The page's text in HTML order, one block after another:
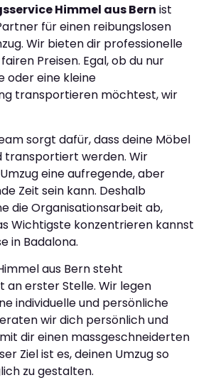
Himmel aus Bern ist
für einen reibungslosen
Wir bieten dir professionelle
fairen Preisen. Egal, ob du nur
oder eine kleine
transportieren möchtest, wir
sorgt dafür, dass deine Möbel
transportiert werden. Wir
eine aufregende, aber
Zeit sein kann. Deshalb
die Organisationsarbeit ab,
Wichtigste konzentrieren kannst
in Badalona.
aus Bern steht
an erster Stelle. Wir legen
individuelle und persönliche
wir dich persönlich und
dir einen massgeschneiderten
Ziel ist es, deinen Umzug so
zu gestalten.